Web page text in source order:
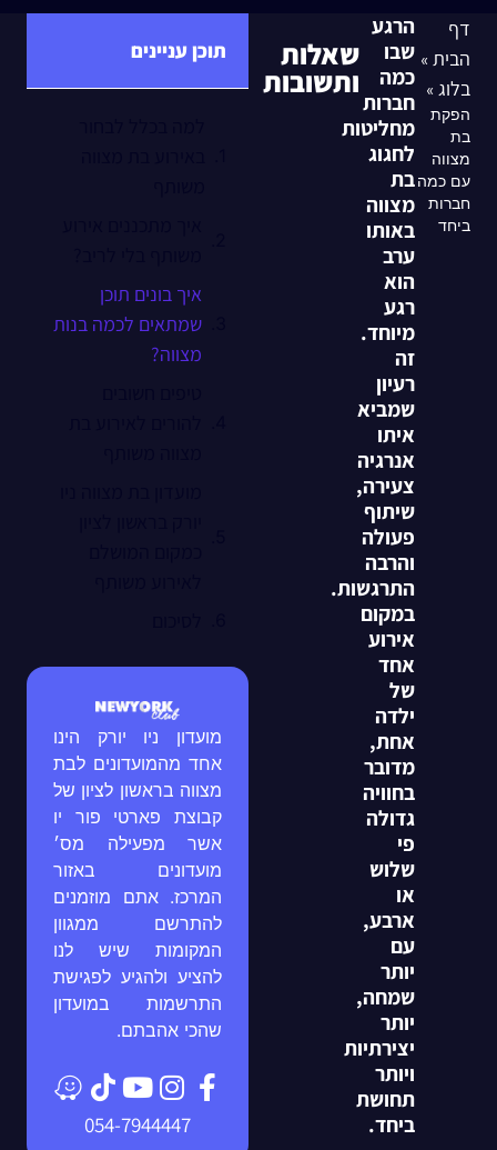
דף
הבית »
בלוג »
הפקת
בת
מצווה
עם כמה
חברות
ביחד
הרגע
שבו
כמה
חברות
מחליטות
לחגוג
בת
מצווה
באותו
ערב
הוא
רגע
מיוחד.
זה
רעיון
שמביא
איתו
אנרגיה
צעירה,
שיתוף
פעולה
והרבה
התרגשות.
במקום
אירוע
אחד
של
ילדה
אחת,
מדובר
בחוויה
גדולה
פי
שלוש
או
ארבע,
עם
יותר
שמחה,
יותר
יצירתיות
ויותר
תחושת
ביחד.
שאלות
ותשובות
תוכן עניינים
איך בונים תוכן
שמתאים לכמה בנות
מצווה?
מועדון ניו יורק הינו
אחד מהמועדונים לבת
מצווה בראשון לציון של
קבוצת פארטי פור יו
אשר מפעילה מס׳
מועדונים באזור
המרכז. אתם מוזמנים
להתרשם ממגוון
המקומות שיש לנו
להציע ולהגיע לפגישת
התרשמות במועדון
שהכי אהבתם.
054-7944447